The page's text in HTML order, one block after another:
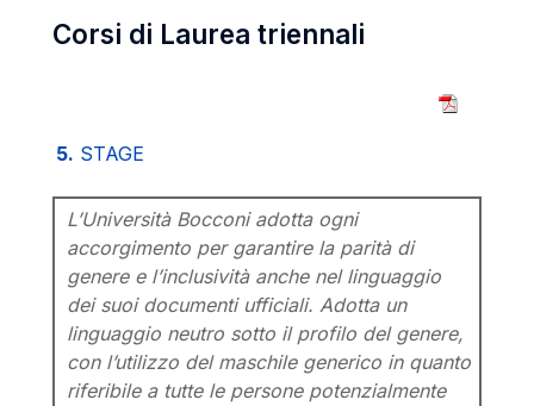
Corsi di Laurea triennali
5. STAGE
L’Università Bocconi adotta ogni
accorgimento per garantire la parità di
genere e l’inclusività anche nel linguaggio
dei suoi documenti ufficiali. Adotta un
linguaggio neutro sotto il profilo del genere,
con l’utilizzo del maschile generico in quanto
riferibile a tutte le persone potenzialmente